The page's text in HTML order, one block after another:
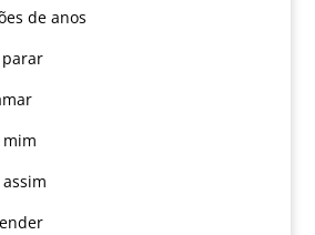
de anos
parar
mim